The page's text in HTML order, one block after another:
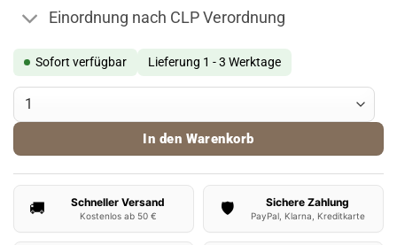
Einordnung nach CLP Verordnung
Sofort verfügbar Lieferung 1 - 3 Werktage
ElfBar 800 Vape Cola Menge
In den Warenkorb
🚚 Schneller Versand
Kostenlos ab 50 € 🛡️ Sichere Zahlung
PayPal, Klarna, Kreditkarte